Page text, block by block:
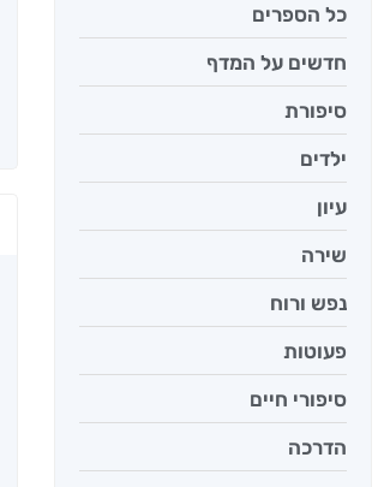
כל הספרים
חדשים על המדף
סיפורת
ילדים
עיון
שירה
נפש ורוח
פעוטות
סיפורי חיים
הדרכה